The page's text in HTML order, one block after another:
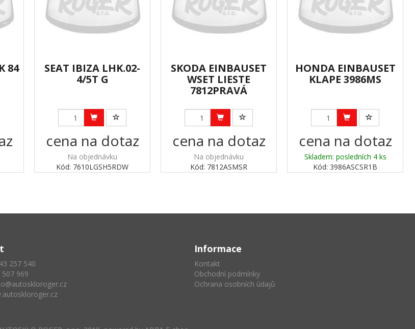
84
SEAT IBIZA LHK.02-
4/5T G
cena na dotaz
Na objednávku
Kód: 7610LGSH5RDW
SKODA EINBAUSET
WSET LIESTE
7812PRAVÁ
cena na dotaz
Na objednávku
Kód: 7812ASMSR
HONDA EINBAUSET
KLAPE 3986MS
cena na dotaz
Skladem: posledních 4 ks
Kód: 3986ASCSR1B
257 540
969
Informace
Kontakt
Obchodní podmínky
Ochrana osobních údajů